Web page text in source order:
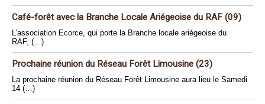
Café-forêt avec la Branche Locale Ariégeoise du RAF (09)
L’association Ecorce, qui porte la Branche locale ariégeoise du
RAF, (…)
Prochaine réunion du Réseau Forêt Limousine (23)
La prochaine réunion du Réseau Forêt Limousine aura lieu le Samedi
14 (…)